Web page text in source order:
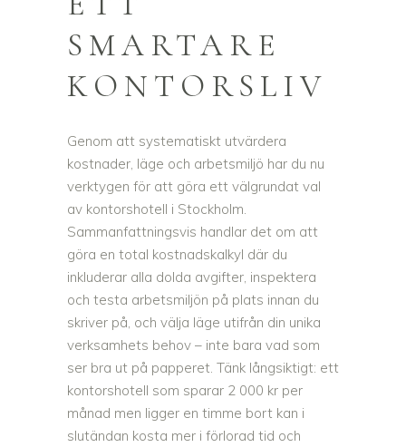
SMARTARE
KONTORSLIV
Genom att systematiskt utvärdera
kostnader, läge och arbetsmiljö har du nu
verktygen för att göra ett välgrundat val
av kontorshotell i Stockholm.
Sammanfattningsvis handlar det om att
göra en total kostnadskalkyl där du
inkluderar alla dolda avgifter, inspektera
och testa arbetsmiljön på plats innan du
skriver på, och välja läge utifrån din unika
verksamhets behov – inte bara vad som
ser bra ut på papperet. Tänk långsiktigt: ett
kontorshotell som sparar 2 000 kr per
månad men ligger en timme bort kan i
slutändan kosta mer i förlorad tid och